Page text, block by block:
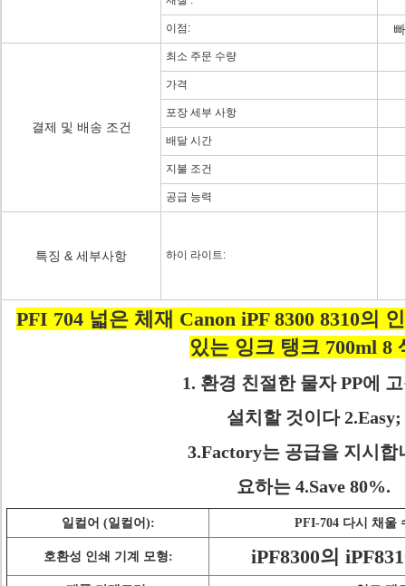
이점:
결제 및 배송 조건
최소 주문 수량
가격
포장 세부 사항
배달 시간
지불 조건
공급 능력
특징 & 세부사항 하이 라이트:
PFI 704 넓은 체재 Canon iPF 8300 8310의
있는 잉크 탱크 700ml 8
1. 환경 친절한 물자 PP에
설치할 것이다 2.Easy;
3.Factory는 공급을 지시합
요하는 4.Save 80%.
일컬어 (일컬어): PFI-704 다시 채울
호환성 인쇄 기계 모형: iPF8300의